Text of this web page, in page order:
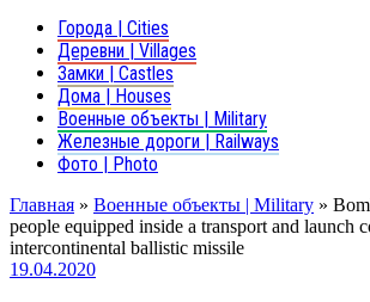
Города | Cities
Деревни | Villages
Замки | Castles
Дома | Houses
Военные объекты | Military
Железные дороги | Railways
Фото | Photo
Главная » Военные объекты | Military »
people equipped inside a transport and launch
intercontinental ballistic missile
19.04.2020